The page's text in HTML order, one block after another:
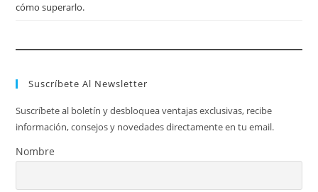
cómo superarlo.
Suscríbete Al Newsletter
Suscríbete al boletín y desbloquea ventajas exclusivas, recibe
información, consejos y novedades directamente en tu email.
Nombre